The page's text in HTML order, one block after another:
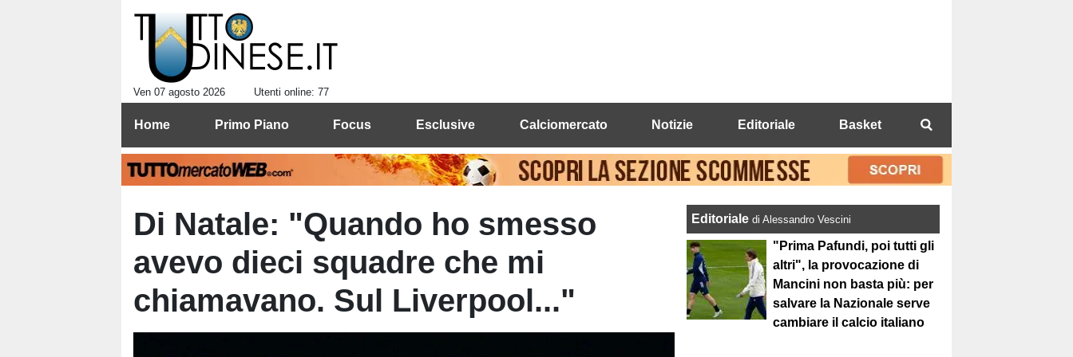
Ven 07 agosto 2026 Utenti online: 77
Home Primo Piano Focus Esclusive Calciomercato Notizie Editoriale Basket
Di Natale: "Quando ho smesso
avevo dieci squadre che mi
chiamavano. Sul Liverpool..."
Editorialedi Alessandro Vescini
"Prima Pafundi, poi tutti gli
altri", la provocazione di
Mancini non basta più: per
salvare la Nazionale serve
cambiare il calcio italiano